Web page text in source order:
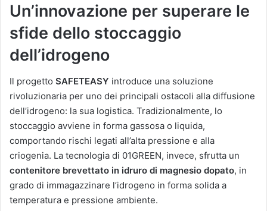
Un’innovazione per superare le
sfide dello stoccaggio
dell’idrogeno
Il progetto SAFETEASY introduce una soluzione
rivoluzionaria per uno dei principali ostacoli alla diffusione
dell’idrogeno: la sua logistica. Tradizionalmente, lo
stoccaggio avviene in forma gassosa o liquida,
comportando rischi legati all’alta pressione e alla
criogenia. La tecnologia di 01GREEN, invece, sfrutta un
contenitore brevettato in idruro di magnesio dopato, in
grado di immagazzinare l’idrogeno in forma solida a
temperatura e pressione ambiente.